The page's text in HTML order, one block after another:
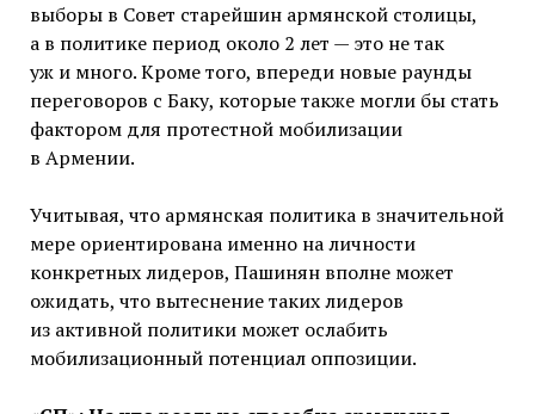
выборы в Совет старейшин армянской столицы,
а в политике период около 2 лет — это не так
уж и много. Кроме того, впереди новые раунды
переговоров с Баку, которые также могли бы стать
фактором для протестной мобилизации
в Армении.
Учитывая, что армянская политика в значительной
мере ориентирована именно на личности
конкретных лидеров, Пашинян вполне может
ожидать, что вытеснение таких лидеров
из активной политики может ослабить
мобилизационный потенциал оппозиции.